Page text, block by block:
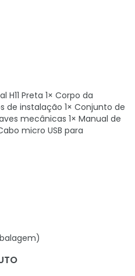
H11 Preta 1× Corpo da
de instalação 1× Conjunto de
mecânicas 1× Manual de
micro USB para